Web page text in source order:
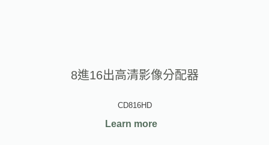
8進16出高清影像分配器
CD816HD
Learn more